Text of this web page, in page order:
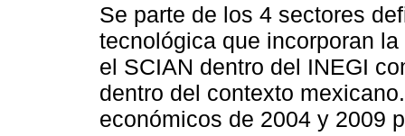
Se parte de los 4 sectores
tecnológica que incorporan
el SCIAN dentro del INEGI
dentro del contexto
económicos de 2004 y 2009